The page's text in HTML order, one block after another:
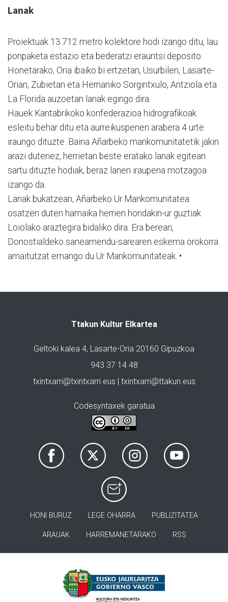
Lanak
Proiektuak 13.712 metro kolektore hodi izango ditu, lau
ponpaketa estazio eta bederatzi erauntsi deposito.
Honetarako, Oria ibaiko bi ertzetan, Usurbilen, Lasarte-
Orian, Zubietan eta Hernaniko Sorgintxulo, Antziola eta
La Florida auzoetan lanak egingo dira.
Hauek Kantabrikoko konfederazioa hidrografikoak
esleitu behar ditu eta aurreikuspenen arabera 4 urte
iraungo dituzte. Baina Añarbeko mankomunitatetik jakin
arazi dutenez, herrietan beste eratako lanak egitean
sartu dituzte hodiak, beraz lanen iraupena motzagoa
izango da.
Lanak bukatzean, Añarbeko Ur Mankomunitatea
osatzen duten hamaika herrien hondakin-ur guztiak
Loiolako araztegira bidaliko dira. Era berean,
Donostialdeko saneamendu-sarearen eskema orokorra
amaitutzat emango du Ur Mankomunitateak. •
Ttakun Kultur Elkartea
Geltoki kalea 4, Lasarte-Oria 20160 Gipuzkoa
943 37 14 48
txintxarri@txintxarri.eus | txintxarri@ttakun.eus
Codesyntaxek garatua
HONI BURUZ LEGE OHARRA PUBLIZITATEA
ARAUAK HARREMANETARAKO RSS